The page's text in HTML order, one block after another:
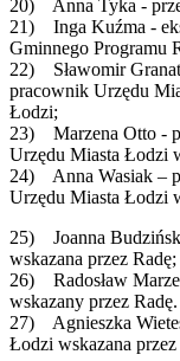
20) Anna Tyka -
21) Inga Kuźma -
Gminnego Programu
22) Sławomir
pracownik Urzędu
Łodzi;
23) Marzena Otto -
Urzędu Miasta Łodzi
24) Anna Wasiak –
Urzędu Miasta Łodzi
25) Joanna
wskazana przez Radę;
26) Radosław
wskazany przez Radę.
27) Agnieszka
Łodzi wskazana przez